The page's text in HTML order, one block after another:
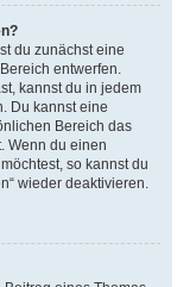
du zunächst eine
entwerfen.
kannst du in jedem
Du kannst eine
Bereich das
Wenn du einen
so kannst du
wieder deaktivieren.